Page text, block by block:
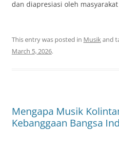
dan diapresiasi oleh
This entry was posted in Musikand
March 5, 2026.
Mengapa Musik
Kebanggaan Bangsa